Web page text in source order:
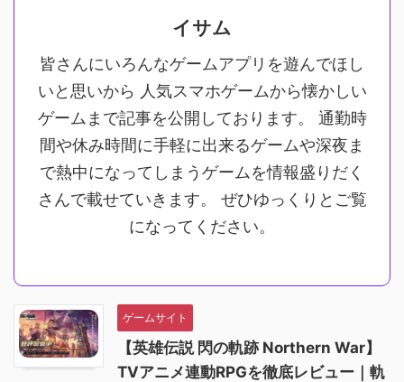
イサム
皆さんにいろんなゲームアプリを遊んでほし
いと思いから 人気スマホゲームから懐かしい
ゲームまで記事を公開しております。 通勤時
間や休み時間に手軽に出来るゲームや深夜ま
で熱中になってしまうゲームを情報盛りだく
さんで載せていきます。 ぜひゆっくりとご覧
になってください。
ゲームサイト
【英雄伝説 閃の軌跡 Northern War】
TVアニメ連動RPGを徹底レビュー｜軌